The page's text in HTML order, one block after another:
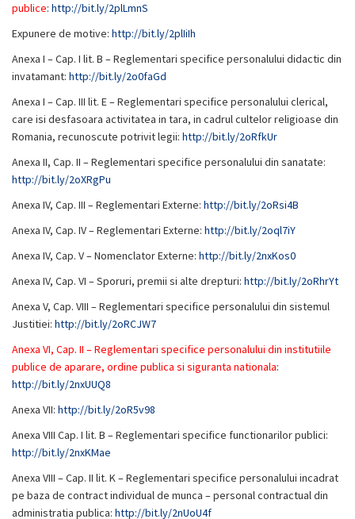
publice: http://bit.ly/2plLmnS
Expunere de motive: http://bit.ly/2plIiIh
Anexa I – Cap. I lit. B – Reglementari specifice personalului didactic din
invatamant: http://bit.ly/2o0faGd
Anexa I – Cap. III lit. E – Reglementari specifice personalului clerical,
care isi desfasoara activitatea in tara, in cadrul cultelor religioase din
Romania, recunoscute potrivit legii: http://bit.ly/2oRfkUr
Anexa II, Cap. II – Reglementari specifice personalului din sanatate:
http://bit.ly/2oXRgPu
Anexa IV, Cap. III – Reglementari Externe: http://bit.ly/2oRsi4B
Anexa IV, Cap. IV – Reglementari Externe: http://bit.ly/2oql7iY
Anexa IV, Cap. V – Nomenclator Externe: http://bit.ly/2nxKos0
Anexa IV, Cap. VI – Sporuri, premii si alte drepturi: http://bit.ly/2oRhrYt
Anexa V, Cap. VIII – Reglementari specifice personalului din sistemul
Justitiei: http://bit.ly/2oRCJW7
Anexa VI, Cap. II – Reglementari specifice personalului din institutiile
publice de aparare, ordine publica si siguranta nationala:
http://bit.ly/2nxUUQ8
Anexa VII: http://bit.ly/2oR5v98
Anexa VIII Cap. I lit. B – Reglementari specifice functionarilor publici:
http://bit.ly/2nxKMae
Anexa VIII – Cap. II lit. K – Reglementari specifice personalului incadrat
pe baza de contract individual de munca – personal contractual din
administratia publica: http://bit.ly/2nUoU4f